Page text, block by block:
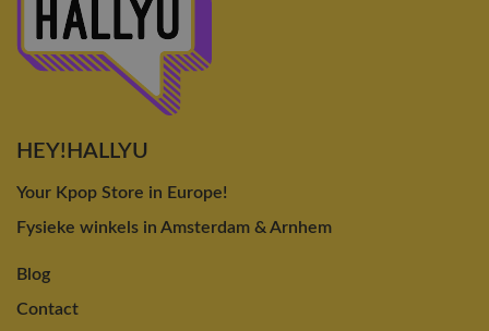
HEY!HALLYU
Your Kpop Store in Europe!
Fysieke winkels in Amsterdam & Arnhem
Blog
Contact